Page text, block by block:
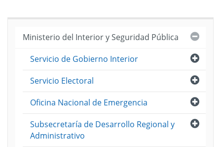
Ministerio del Interior y Seguridad Pública
Abrir
Servicio de Gobierno Interior
Abrir
Servicio Electoral
Abrir
Oficina Nacional de Emergencia
Abrir
Subsecretaría de Desarrollo Regional y
Administrativo